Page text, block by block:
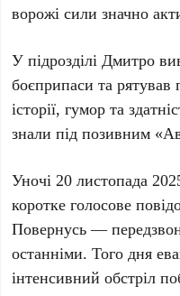
ворожі сили значно
У підрозділі Дмитро
боєприпаси та рятував
історії, гумор та
знали під позивним
Уночі 20 листопада
коротке голосове
Повернусь —
останніми. Того дня
інтенсивний обстріл